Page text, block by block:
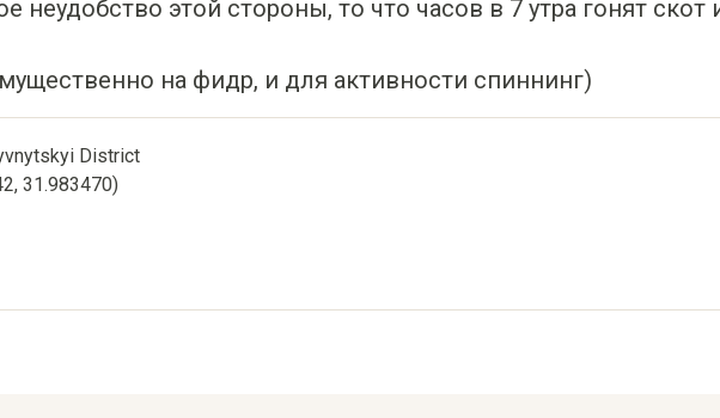
неудобство этой стороны, то что часов в 7 утра гонят скот
на фидр, и для активности спиннинг)
District
31.983470)